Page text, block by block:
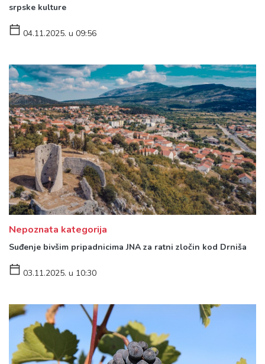
srpske kulture
04.11.2025. u 09:56
Nepoznata kategorija
Suđenje bivšim pripadnicima JNA za ratni zločin kod Drniša
03.11.2025. u 10:30